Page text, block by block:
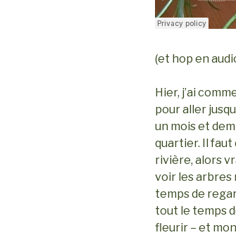
(et hop en
Hier, j’ai
pour aller
un mois et
quartier. Il faut
rivière, alors
voir les arbres
temps de
tout le temps
fleurir – et